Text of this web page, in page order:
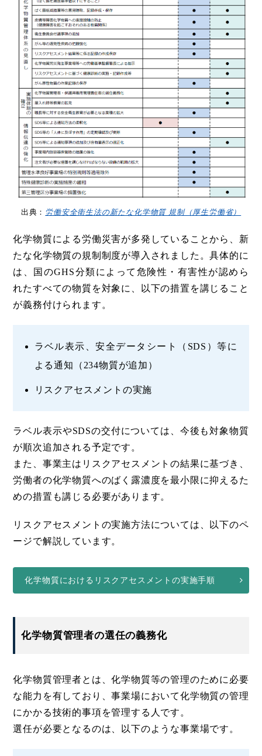
出典： 労働安全衛生法の新たな化学物質 規制（厚生労働省）
化学物質による労働災害が多発していることから、新
たな化学物質の規制制度が導入されました。具体的に
は、国のGHS分類によって危険性・有害性が認めら
れたすべての物質を対象に、以下の措置を講じること
が義務付けられます。
ラベル表示、安全データシート（SDS）等に
よる通知（234物質が追加）
リスクアセスメントの実施
ラベル表示やSDSの交付については、今後も対象物質
が順次追加される予定です。
また、事業主はリスクアセスメントの結果に基づき、
労働者の化学物質へのばく露濃度を最小限に抑えるた
めの措置も講じる必要があります。
リスクアセスメントの実施方法については、以下のペ
ージで解説しています。
化学物質におけるリスクアセスメントの実施手順
化学物質管理者の選任の義務化
化学物質管理者とは、化学物質等の管理のために必要
な能力を有しており、事業場において化学物質の管理
にかかる技術的事項を管理する人です。
選任が必要となるのは、以下のような事業場です。